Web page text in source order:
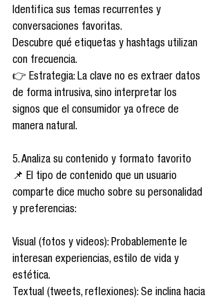
Identifica sus temas recurrentes y
conversaciones favoritas.
Descubre qué etiquetas y hashtags utilizan
con frecuencia.
👉 Estrategia: La clave no es extraer datos
de forma intrusiva, sino interpretar los
signos que el consumidor ya ofrece de
manera natural.
5. Analiza su contenido y formato favorito
📌 El tipo de contenido que un usuario
comparte dice mucho sobre su personalidad
y preferencias:
Visual (fotos y videos): Probablemente le
interesan experiencias, estilo de vida y
estética.
Textual (tweets, reflexiones): Se inclina hacia